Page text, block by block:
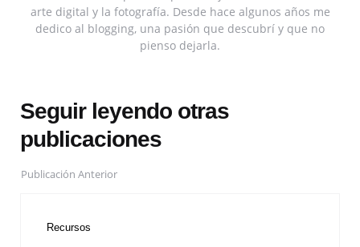
arte digital y la fotografía. Desde hace algunos años me
dedico al blogging, una pasión que descubrí y que no
pienso dejarla.
Seguir leyendo otras
publicaciones
Publicación Anterior
Recursos